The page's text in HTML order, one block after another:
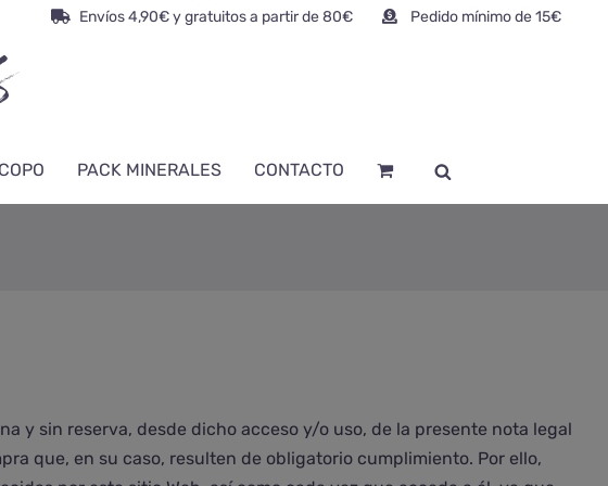
Envíos 4,90€ y gratuitos a partir de 80€ Pedido mínimo de 15€
PACK MINERALES CONTACTO
y sin reserva, desde dicho acceso y/o uso, de la presente nota legal
que, en su caso, resulten de obligatorio cumplimiento. Por ello,